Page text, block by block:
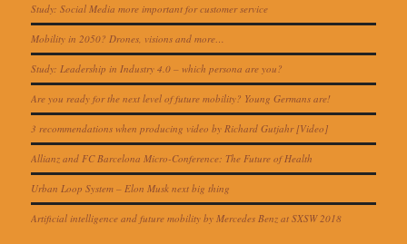
Study: Social Media more important for customer service
Mobility in 2050? Drones, visions and more…
Study: Leadership in Industry 4.0 – which persona are you?
Are you ready for the next level of future mobility? Young Germans are!
3 recommendations when producing video by Richard Gutjahr [Video]
Allianz and FC Barcelona Micro-Conference: The Future of Health
Urban Loop System – Elon Musk next big thing
Artificial intelligence and future mobility by Mercedes Benz at SXSW 2018